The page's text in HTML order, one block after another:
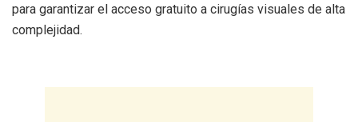
para garantizar el acceso gratuito a cirugías visuales de alta
complejidad.